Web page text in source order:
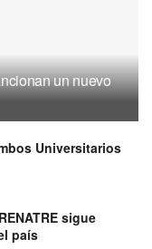
un nuevo
Universitarios
sigue
país